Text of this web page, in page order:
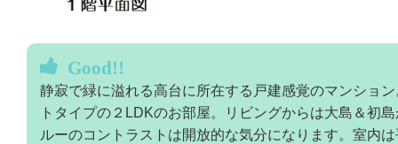
Good!!
静寂で緑に溢れる高台に所在する戸建感覚のマンショ
トタイプの２LDKのお部屋。リビングからは大島＆初
ルーのコントラストは開放的な気分になります。室内